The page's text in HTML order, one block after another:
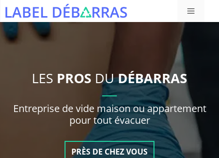
Aller
au
contenu
Menu
LES PROS DUDÉBARRAS
Entreprise de vide maison ou appartement
pour tout évacuer
PRÈS DE CHEZ VOUS